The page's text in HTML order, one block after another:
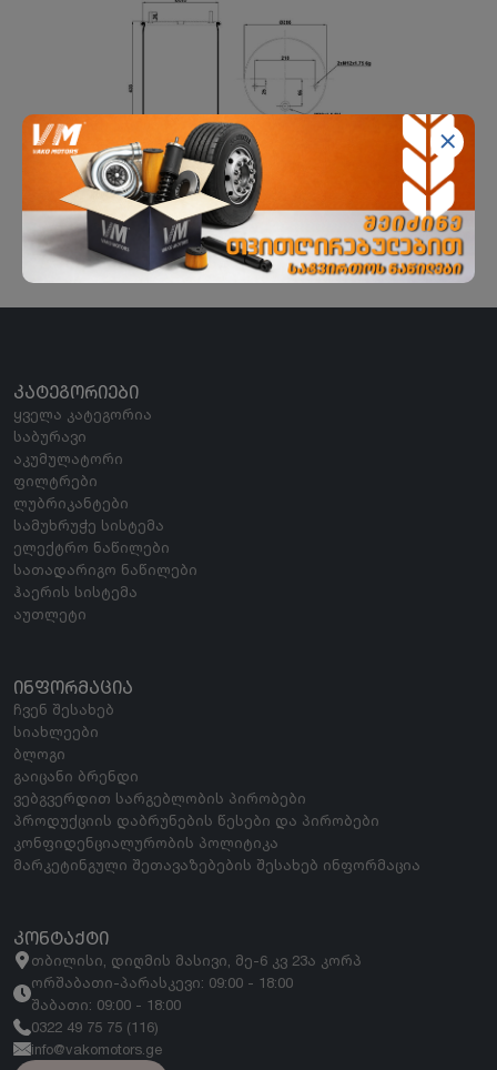
ჰაერის ბალიში
EKER BIJON
ᲙᲐᲢᲔᲒᲝᲠᲘᲔᲑᲘ
ყველა კატეგორია
საბურავი
აკუმულატორი
ფილტრები
ლუბრიკანტები
სამუხრუჭე სისტემა
ელექტრო ნაწილები
სათადარიგო ნაწილები
ჰაერის სისტემა
აუთლეტი
ᲘᲜᲤᲝᲠᲛᲐᲪᲘᲐ
ჩვენ შესახებ
სიახლეები
ბლოგი
გაიცანი ბრენდი
ვებგვერდით სარგებლობის პირობები
პროდუქციის დაბრუნების წესები და პირობები
კონფიდენციალურობის პოლიტიკა
მარკეტინგული შეთავაზებების შესახებ ინფორმაცია
ᲙᲝᲜᲢᲐᲥᲢᲘ
თბილისი, დიღმის მასივი, მე-6 კვ 23ა კორპ
ორშაბათი-პარასკევი: 09:00 - 18:00
შაბათი: 09:00 - 18:00
0322 49 75 75 (116)
info@vakomotors.ge